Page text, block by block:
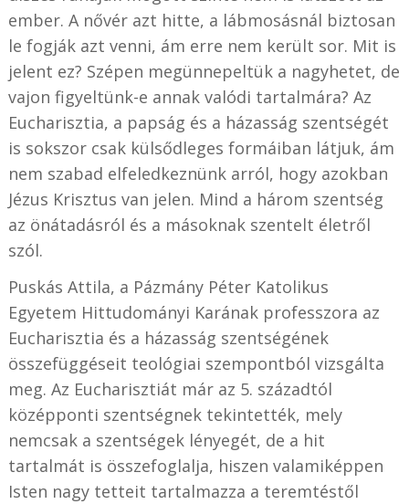
ember. A nővér azt hitte, a lábmosásnál biztosan
le fogják azt venni, ám erre nem került sor. Mit is
jelent ez? Szépen megünnepeltük a nagyhetet, de
vajon figyeltünk-e annak valódi tartalmára? Az
Eucharisztia, a papság és a házasság szentségét
is sokszor csak külsődleges formáiban látjuk, ám
nem szabad elfeledkeznünk arról, hogy azokban
Jézus Krisztus van jelen. Mind a három szentség
az önátadásról és a másoknak szentelt életről
szól.
Puskás Attila, a Pázmány Péter Katolikus
Egyetem Hittudományi Karának professzora az
Eucharisztia és a házasság szentségének
összefüggéseit teológiai szempontból vizsgálta
meg. Az Eucharisztiát már az 5. századtól
középponti szentségnek tekintették, mely
nemcsak a szentségek lényegét, de a hit
tartalmát is összefoglalja, hiszen valamiképpen
Isten nagy tetteit tartalmazza a teremtéstől